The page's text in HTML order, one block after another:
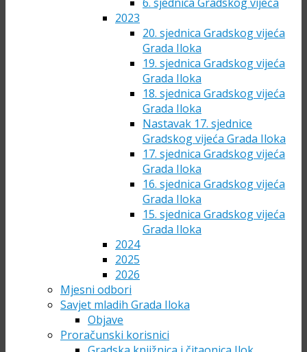
2023
20. sjednica Gradskog vijeća
Grada Iloka
19. sjednica Gradskog vijeća
Grada Iloka
18. sjednica Gradskog vijeća
Grada Iloka
Nastavak 17. sjednice
Gradskog vijeća Grada Iloka
17. sjednica Gradskog vijeća
Grada Iloka
16. sjednica Gradskog vijeća
Grada Iloka
15. sjednica Gradskog vijeća
Grada Iloka
2024
2025
2026
Mjesni odbori
Savjet mladih Grada Iloka
Objave
Proračunski korisnici